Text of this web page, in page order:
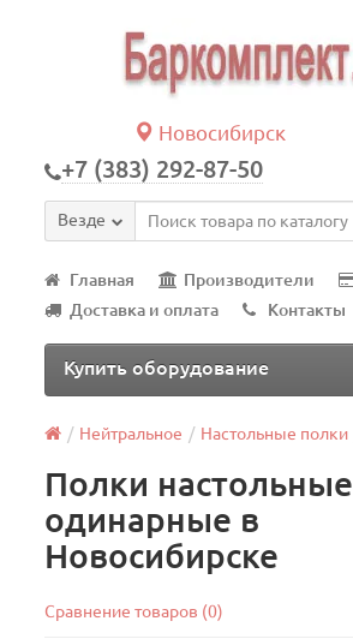
Новосибирск
+7 (383) 292-87-50
Везде
Главная Производители
Доставка и оплата
Контакты
Купить оборудование
Нейтральное Настольные полки
Полки настольные
одинарные в
Новосибирске
Сравнение товаров (0)